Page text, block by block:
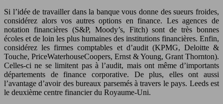
Si l’idée de travailler dans la banque vous donne des sueurs froides,
considérez alors vos autres options en finance. Les agences de
notation financières (S&P, Moody’s, Fitch) sont de très bonnes
écoles et de loin les plus humaines des institutions financières. Enfin,
considérez les firmes comptables et d’audit (KPMG, Deloitte &
Touche, PriceWaterhouseCoopers, Ernst & Young, Grant Thornton).
Celles-ci ne se limitent pas à l’audit, mais ont même d’importants
départements de finance corporative. De plus, elles ont aussi
l’avantage d’avoir des bureaux parsemés à travers le pays. Leeds est
le deuxième centre financier du Royaume-Uni.